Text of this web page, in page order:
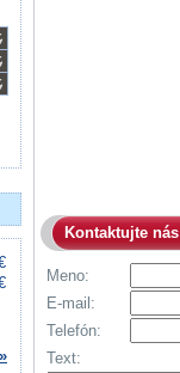
Kontaktujte nás
Meno:
E-mail:
Telefón:
Text: